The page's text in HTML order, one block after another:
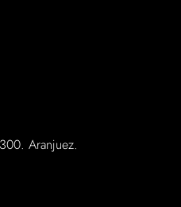
Aranjuez.